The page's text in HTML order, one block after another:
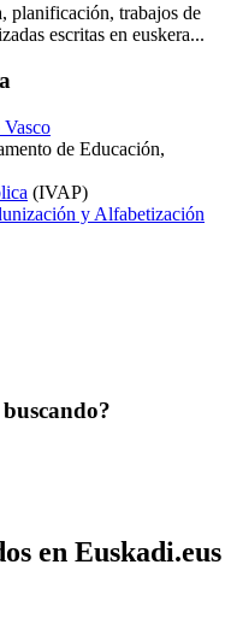
planificación, trabajos de
escritas en euskera...
de Educación,
(IVAP)
y Alfabetización
en Euskadi.eus